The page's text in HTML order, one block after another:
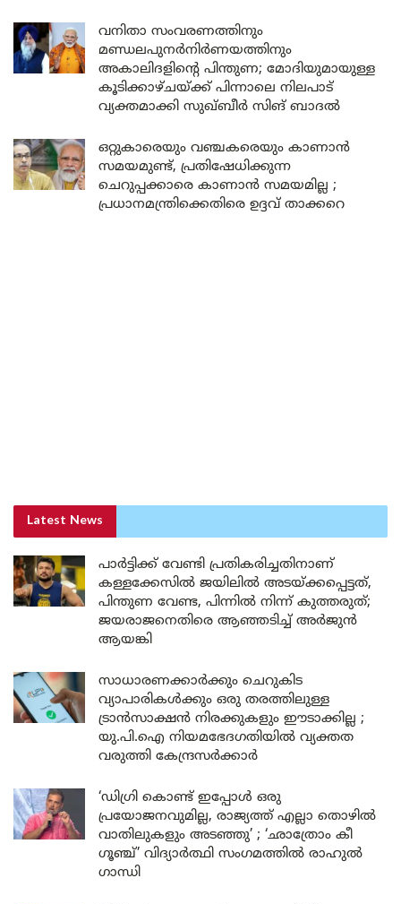
വനിതാ സംവരണത്തിനും
മണ്ഡലപുനർനിർണയത്തിനും
അകാലിദളിന്റെ പിന്തുണ; മോദിയുമായുള്ള
കൂടിക്കാഴ്ചയ്ക്ക് പിന്നാലെ നിലപാട്
വ്യക്തമാക്കി സുഖ്ബീർ സിങ് ബാദൽ
ഒറ്റുകാരെയും വഞ്ചകരെയും കാണാൻ
സമയമുണ്ട്, പ്രതിഷേധിക്കുന്ന
ചെറുപ്പക്കാരെ കാണാൻ സമയമില്ല ;
പ്രധാനമന്ത്രിക്കെതിരെ ഉദ്ദവ് താക്കറെ
Latest News
പാർട്ടിക്ക് വേണ്ടി പ്രതികരിച്ചതിനാണ്
കള്ളക്കേസിൽ ജയിലിൽ അടയ്ക്കപ്പെട്ടത്,
പിന്തുണ വേണ്ട, പിന്നിൽ നിന്ന് കുത്തരുത്;
ജയരാജനെതിരെ ആഞ്ഞടിച്ച് അർജുൻ
ആയങ്കി
സാധാരണക്കാർക്കും ചെറുകിട
വ്യാപാരികൾക്കും ഒരു തരത്തിലുള്ള
ട്രാൻസാക്ഷൻ നിരക്കുകളും ഈടാക്കില്ല ;
യു.പി.ഐ നിയമഭേദഗതിയിൽ വ്യക്തത
വരുത്തി കേന്ദ്രസർക്കാർ
‘ഡിഗ്രി കൊണ്ട് ഇപ്പോൾ ഒരു
പ്രയോജനവുമില്ല, രാജ്യത്ത് എല്ലാ തൊഴിൽ
വാതിലുകളും അടഞ്ഞു’ ; ‘ഛാത്രോം കീ
ഗൂഞ്ച്’ വിദ്യാർത്ഥി സംഗമത്തിൽ രാഹുൽ
ഗാന്ധി